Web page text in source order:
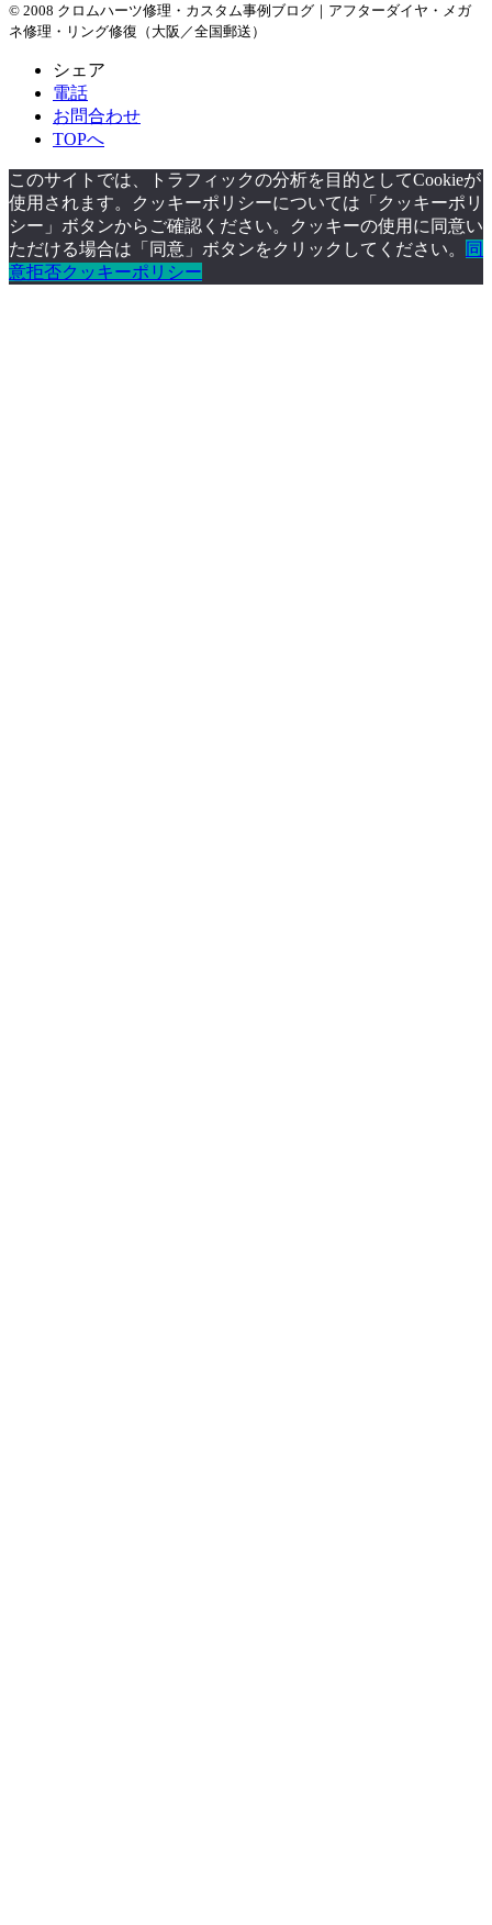
© 2008 クロムハーツ修理・カスタム事例ブログ｜アフターダイヤ・メガ
ネ修理・リング修復（大阪／全国郵送）
シェア
電話
お問合わせ
TOPへ
このサイトでは、トラフィックの分析を目的としてCookieが
使用されます。クッキーポリシーについては「クッキーポリ
シー」ボタンからご確認ください。クッキーの使用に同意い
ただける場合は「同意」ボタンをクリックしてください。
同
意拒否クッキーポリシー